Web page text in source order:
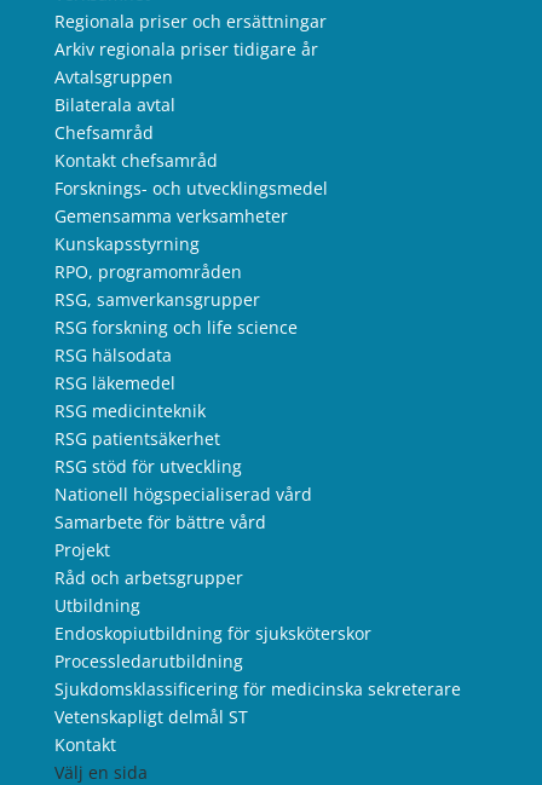
Regionala priser och ersättningar
Arkiv regionala priser tidigare år
Avtalsgruppen
Bilaterala avtal
Chefsamråd
Kontakt chefsamråd
Forsknings- och utvecklingsmedel
Gemensamma verksamheter
Kunskapsstyrning
RPO, programområden
RSG, samverkansgrupper
RSG forskning och life science
RSG hälsodata
RSG läkemedel
RSG medicinteknik
RSG patientsäkerhet
RSG stöd för utveckling
Nationell högspecialiserad vård
Samarbete för bättre vård
Projekt
Råd och arbetsgrupper
Utbildning
Endoskopiutbildning för sjuksköterskor
Processledarutbildning
Sjukdomsklassificering för medicinska sekreterare
Vetenskapligt delmål ST
Kontakt
Välj en sida